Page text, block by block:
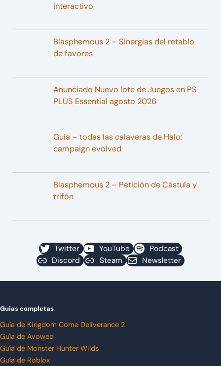
interactivo
Blasphemous 2 – Sinergias del retablo
de favores
Anunciado Nuevo lote de Juegos en PS
PLUS Essential agosto 2026
Guía – todas las calaveras de Halo:
campaign evolved
Blasphemous 2 – Petición de Cástula y
trifón
Twitter YouTube
Podcast
Discord
Steam Newsletter
Guías completas
Guía de Kingdom Come Deliverance 2
Guía de Avowed
Guía de Monster Hunter Wilds
Guía de Roblox